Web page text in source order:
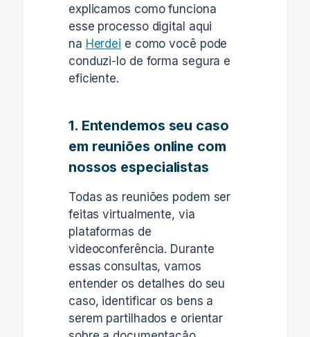
explicamos como funciona
esse processo digital aqui
na Herdei e como você pode
conduzi-lo de forma segura e
eficiente.
1. Entendemos seu caso
em reuniões online com
nossos especialistas
Todas as reuniões podem ser
feitas virtualmente, via
plataformas de
videoconferência. Durante
essas consultas, vamos
entender os detalhes do seu
caso, identificar os bens a
serem partilhados e orientar